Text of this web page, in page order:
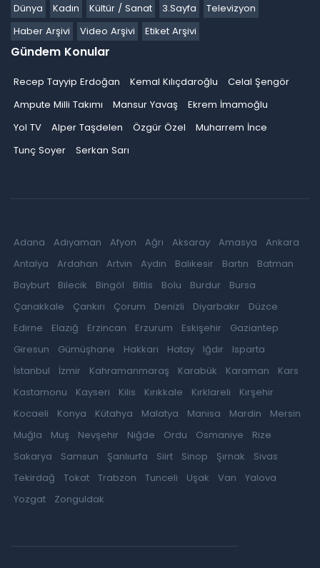
Dünya
Kadın Kültür / Sanat 3.Sayfa
Televizyon
Haber Arşivi
Video Arşivi Etiket Arşivi
Gündem Konular
Recep Tayyip Erdoğan Kemal Kılıçdaroğlu
Celal Şengör
Ampute Milli Takımı
Mansur Yavaş
Ekrem İmamoğlu
Yol TV
Alper Taşdelen Özgür Özel
Muharrem İnce
Tunç Soyer
Serkan Sarı
Adana Adıyaman Afyon Ağrı Aksaray Amasya
Ankara
Antalya
Ardahan Artvin Aydın Balıkesir Bartın
Batman
Bayburt
Bilecik Bingöl Bitlis Bolu Burdur
Bursa
Çanakkale
Çankırı Çorum Denizli Diyarbakır
Düzce
Edirne
Elazığ Erzincan Erzurum Eskişehir
Gaziantep
Giresun
Gümüşhane Hakkari Hatay Iğdır
Isparta
İstanbul
İzmir Kahramanmaraş Karabük Karaman
Kars
Kastamonu
Kayseri Kilis Kırıkkale Kırklareli
Kırşehir
Kocaeli
Konya Kütahya Malatya Manisa Mardin
Mersin
Muğla
Muş Nevşehir Niğde Ordu Osmaniye
Rize
Sakarya
Samsun Şanlıurfa Siirt Sinop Şırnak
Sivas
Tekirdağ
Tokat Trabzon Tunceli Uşak Van
Yalova
Yozgat
Zonguldak